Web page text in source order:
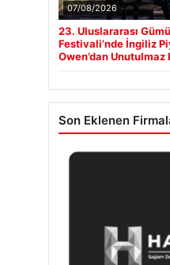
07/08/2026
23. Uluslararası
Festivali’nde İngiliz
Owen’dan Unutulmaz
Son Eklenen